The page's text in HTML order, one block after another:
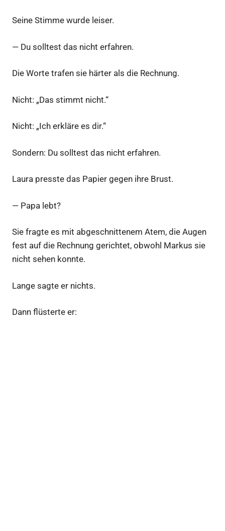
Seine Stimme wurde leiser.
— Du solltest das nicht erfahren.
Die Worte trafen sie härter als die Rechnung.
Nicht: „Das stimmt nicht.“
Nicht: „Ich erkläre es dir.“
Sondern: Du solltest das nicht erfahren.
Laura presste das Papier gegen ihre Brust.
— Papa lebt?
Sie fragte es mit abgeschnittenem Atem, die Augen
fest auf die Rechnung gerichtet, obwohl Markus sie
nicht sehen konnte.
Lange sagte er nichts.
Dann flüsterte er: